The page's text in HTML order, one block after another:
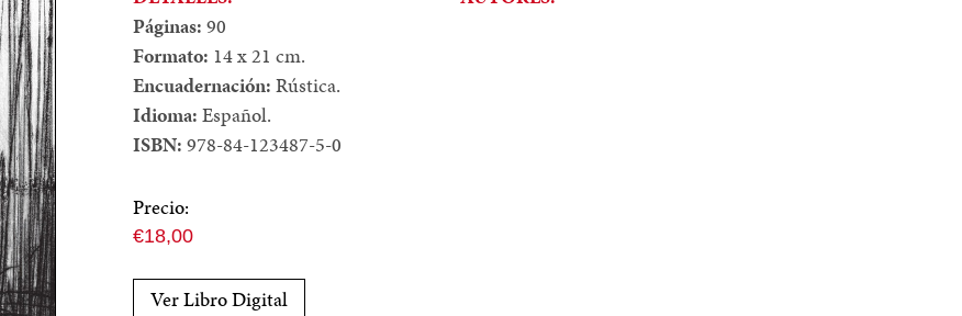
Páginas:90
Formato: 14 x 21 cm.
Encuadernación:Rústica.
Idioma:Español.
ISBN:978-84-123487-5-0
Precio:
Precio
€18,00
Ver Libro Digital